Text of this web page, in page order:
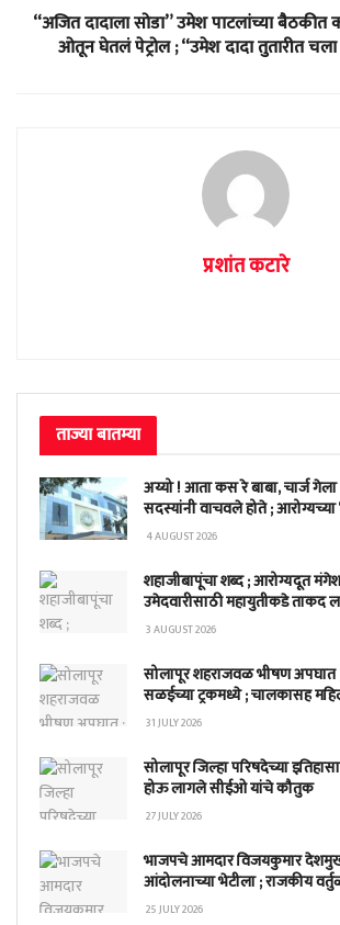
“अजित दादाला सोडा” उमेश पाटलांच्या बैठकीत
ओतून घेतलं पेट्रोल ; “उमेश दादा तुतारीत
प्रशांत कटारे
ताज्या बातम्या
अय्यो ! आता कस रे बाबा, चार्ज
सदस्यांनी वाचवले होते ; आरोग्यच्या
4 AUGUST 2026
शहाजीबापूंचा शब्द ; आरोग्यदूत
उमेदवारीसाठी महायुतीकडे ताकद
3 AUGUST 2026
सोलापूर शहराजवळ भीषण
सळईच्या ट्रकमध्ये ; चालकासह
31 JULY 2026
सोलापूर जिल्हा परिषदेच्या
होऊ लागले सीईओ यांचे कौतुक
27 JULY 2026
भाजपचे आमदार विजयकुमार
आंदोलनाच्या भेटीला ; राजकीय
25 JULY 2026